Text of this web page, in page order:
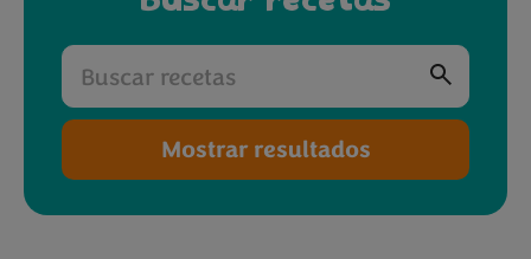
Mostrar resultados